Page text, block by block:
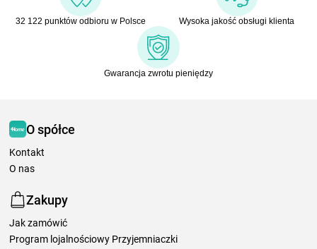
32 122 punktów odbioru w Polsce Wysoka jakość obsługi klienta
Gwarancja zwrotu pieniędzy
O spółce
Kontakt
O nas
Zakupy
Jak zamówić
Program lojalnościowy Przyjemniaczki